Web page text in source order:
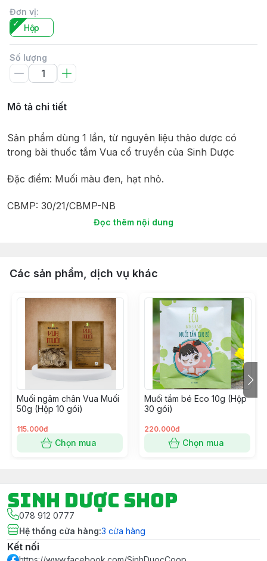
Đơn vị:
Hộp
Số lượng
Mô tả chi tiết
Sản phẩm dùng 1 lần, từ nguyên liệu thảo dược có
trong bài thuốc tắm Vua cổ truyền của Sinh Dược
Đặc điểm: Muối màu đen, hạt nhỏ.
CBMP: 30/21/CBMP-NB
(Epsom Salt) Muối Epsom
(Activated charcoal) Than tre hoạt tính
(Eucalyptus globulus) Bạch đàn
(Coffea canephora) Cà phê
(Wedelia chinensis) Sài Đất
(Pluchea indica) Cúc tần
(Lonicera japonica) Kim ngân
(Artemisia vulgaris) Ngải cứu
Đọc thêm nội dung
Các sản phẩm, dịch vụ khác
Muối ngâm chân Vua Muối
50g (Hộp 10 gói)
115.000đ
Chọn mua
Muối tắm bé Eco 10g (Hộp
30 gói)
220.000đ
Chọn mua
Sinh Dược Shop
078 912 0777
Hệ thống cửa hàng:3 cửa hàng
Kết nối